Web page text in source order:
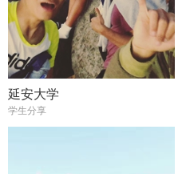
延安大学
学生分享